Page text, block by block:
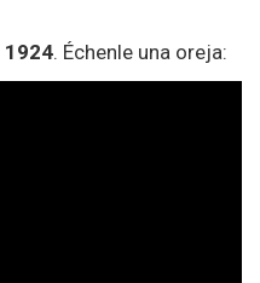
1924. Échenle una oreja: